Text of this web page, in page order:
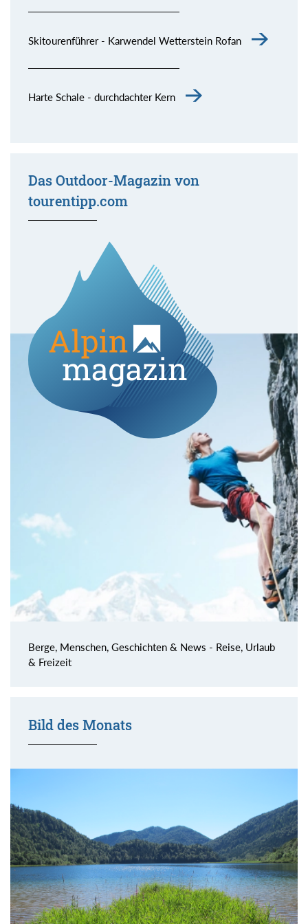
Skitourenführer - Karwendel Wetterstein Rofan
Harte Schale - durchdachter Kern
Das Outdoor-Magazin von
tourentipp.com
Berge, Menschen, Geschichten & News - Reise, Urlaub
& Freizeit
Bild des Monats